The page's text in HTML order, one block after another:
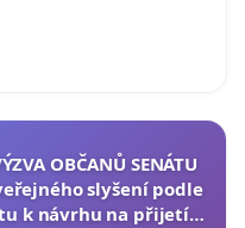
OBČANŮ SENÁTU
slyšení podle
k návrhu na přijetí